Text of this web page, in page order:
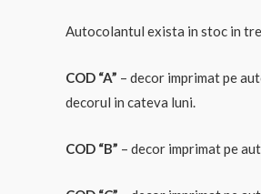
Autocolantul exista in stoc in
COD “A” – decor imprimat pe
decorul in cateva luni.
COD “B” – decor imprimat pe